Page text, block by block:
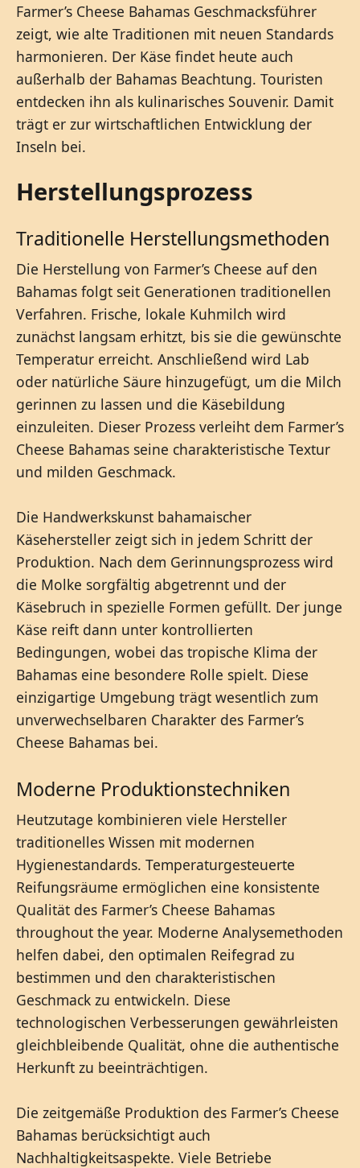
Farmer’s Cheese Bahamas Geschmacksführer
zeigt, wie alte Traditionen mit neuen Standards
harmonieren. Der Käse findet heute auch
außerhalb der Bahamas Beachtung. Touristen
entdecken ihn als kulinarisches Souvenir. Damit
trägt er zur wirtschaftlichen Entwicklung der
Inseln bei.
Herstellungsprozess
Traditionelle Herstellungsmethoden
Die Herstellung von Farmer’s Cheese auf den
Bahamas folgt seit Generationen traditionellen
Verfahren. Frische, lokale Kuhmilch wird
zunächst langsam erhitzt, bis sie die gewünschte
Temperatur erreicht. Anschließend wird Lab
oder natürliche Säure hinzugefügt, um die Milch
gerinnen zu lassen und die Käsebildung
einzuleiten. Dieser Prozess verleiht dem Farmer’s
Cheese Bahamas seine charakteristische Textur
und milden Geschmack.
Die Handwerkskunst bahamaischer
Käsehersteller zeigt sich in jedem Schritt der
Produktion. Nach dem Gerinnungsprozess wird
die Molke sorgfältig abgetrennt und der
Käsebruch in spezielle Formen gefüllt. Der junge
Käse reift dann unter kontrollierten
Bedingungen, wobei das tropische Klima der
Bahamas eine besondere Rolle spielt. Diese
einzigartige Umgebung trägt wesentlich zum
unverwechselbaren Charakter des Farmer’s
Cheese Bahamas bei.
Moderne Produktionstechniken
Heutzutage kombinieren viele Hersteller
traditionelles Wissen mit modernen
Hygienestandards. Temperaturgesteuerte
Reifungsräume ermöglichen eine konsistente
Qualität des Farmer’s Cheese Bahamas
throughout the year. Moderne Analysemethoden
helfen dabei, den optimalen Reifegrad zu
bestimmen und den charakteristischen
Geschmack zu entwickeln. Diese
technologischen Verbesserungen gewährleisten
gleichbleibende Qualität, ohne die authentische
Herkunft zu beeinträchtigen.
Die zeitgemäße Produktion des Farmer’s Cheese
Bahamas berücksichtigt auch
Nachhaltigkeitsaspekte. Viele Betriebe